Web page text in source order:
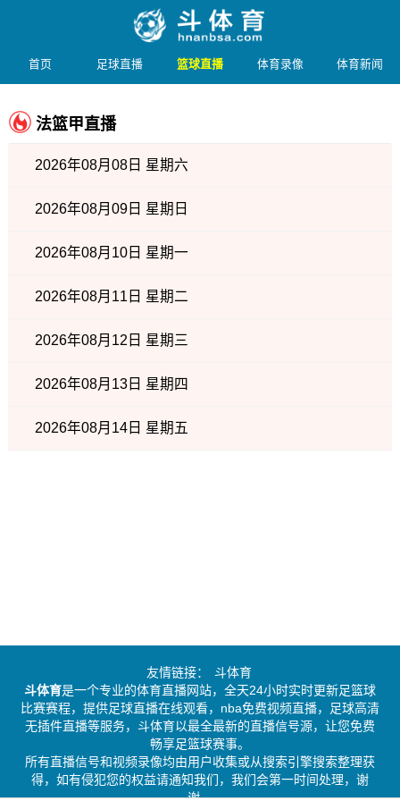
首页 足球直播 篮球直播 体育录像 体育新闻
法篮甲直播
2026年08月08日 星期六
2026年08月09日 星期日
2026年08月10日 星期一
2026年08月11日 星期二
2026年08月12日 星期三
2026年08月13日 星期四
2026年08月14日 星期五
友情链接：
斗体育
斗体育是一个专业的体育直播网站，全天24小时实时更新足篮球
比赛赛程，提供足球直播在线观看，nba免费视频直播，足球高清
无插件直播等服务，斗体育以最全最新的直播信号源，让您免费
畅享足篮球赛事。
所有直播信号和视频录像均由用户收集或从搜索引擎搜索整理获
得，如有侵犯您的权益请通知我们，我们会第一时间处理，谢
谢。